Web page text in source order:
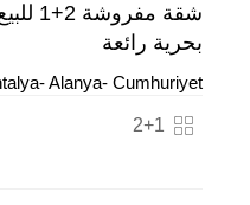
شقة
بحرية رائعة
Alanya- Cumhuriyet
2+1